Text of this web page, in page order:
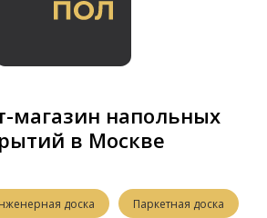
магазин напольных
в Москве
доска Паркетная доска